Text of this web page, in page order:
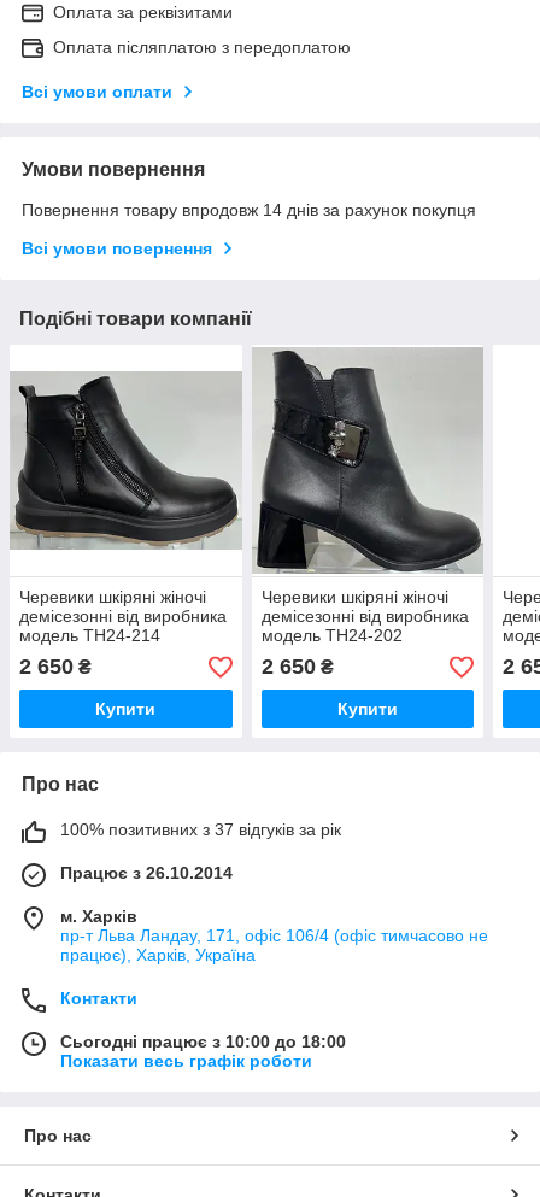
Оплата за реквізитами
Оплата післяплатою з передоплатою
Всі умови оплати
Умови повернення
Повернення товару впродовж 14 днів за рахунок покупця
Всі умови повернення
Подібні товари компанії
Черевики шкіряні жіночі
демісезонні від виробника
модель ТН24-214
2 650 ₴
Купити
Черевики шкіряні жіночі
демісезонні від виробника
модель ТН24-202
2 650₴
Купити
2
Про нас
100% позитивних з 37 відгуків за рік
Працює з 26.10.2014
м. Харків
пр-т Льва Ландау, 171, офіс 106/4 (офіс тимчасово не
працює), Харків, Україна
Контакти
Сьогодні працює з 10:00 до 18:00
Показати весь графік роботи
Про нас